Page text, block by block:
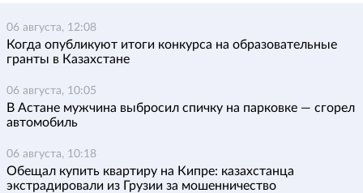
06 августа, 12:08
Когда опубликуют итоги конкурса на образовательные
гранты в Казахстане
06 августа, 10:05
В Астане мужчина выбросил спичку на парковке — сгорел
автомобиль
06 августа, 10:18
Обещал купить квартиру на Кипре: казахстанца
экстрадировали из Грузии за мошенничество